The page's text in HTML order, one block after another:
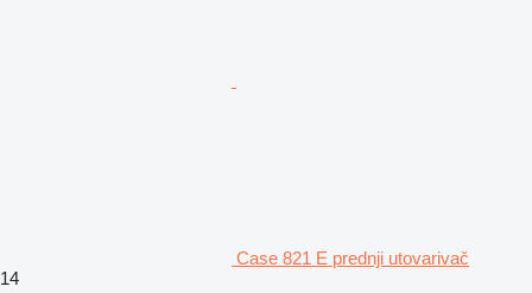
Case 821 E prednji utovarivač
14